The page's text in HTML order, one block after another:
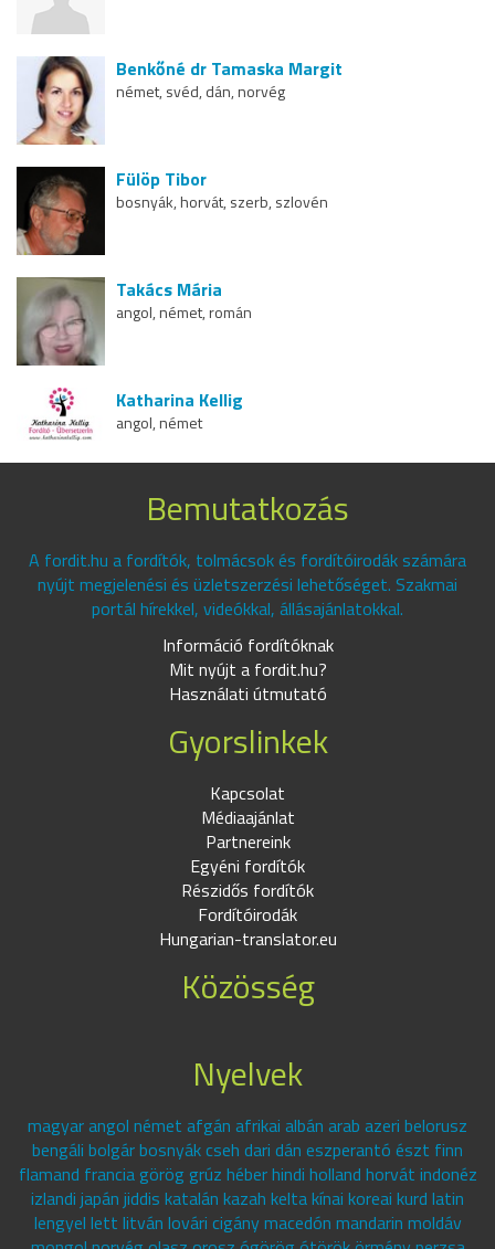
Benkőné dr Tamaska Margit
német, svéd, dán, norvég
Fülöp Tibor
bosnyák, horvát, szerb, szlovén
Takács Mária
angol, német, román
Katharina Kellig
angol, német
Bemutatkozás
A fordit.hu a fordítók, tolmácsok és fordítóirodák számára
nyújt megjelenési és üzletszerzési lehetőséget. Szakmai
portál hírekkel, videókkal, állásajánlatokkal.
Információ fordítóknak
Mit nyújt a fordit.hu?
Használati útmutató
Gyorslinkek
Kapcsolat
Médiaajánlat
Partnereink
Egyéni fordítók
Részidős fordítók
Fordítóirodák
Hungarian-translator.eu
Közösség
Nyelvek
magyar angol német afgán afrikai albán arab azeri belorusz
bengáli bolgár bosnyák cseh dari dán eszperantó észt finn
flamand francia görög grúz héber hindi holland horvát indonéz
izlandi japán jiddis katalán kazah kelta kínai koreai kurd latin
lengyel lett litván lovári cigány macedón mandarin moldáv